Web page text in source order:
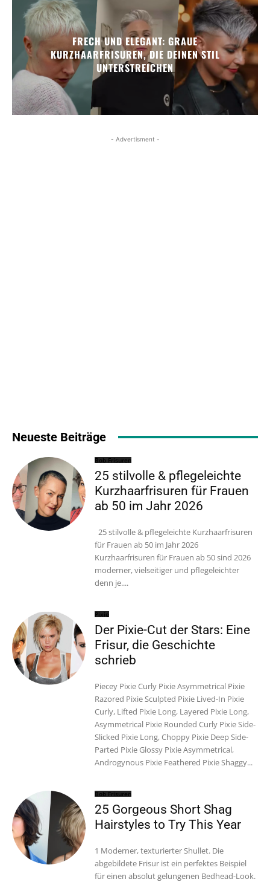
FRECH UND ELEGANT: GRAUE
KURZHAARFRISUREN, DIE DEINEN STIL
UNTERSTREICHEN
- Advertisment -
Neueste Beiträge
Bob Frisuren
25 stilvolle & pflegeleichte
Kurzhaarfrisuren für Frauen
ab 50 im Jahr 2026
25 stilvolle & pflegeleichte Kurzhaarfrisuren
für Frauen ab 50 im Jahr 2026
Kurzhaarfrisuren für Frauen ab 50 sind 2026
moderner, vielseitiger und pflegeleichter
denn je....
Pixie
Der Pixie-Cut der Stars: Eine
Frisur, die Geschichte
schrieb
Piecey Pixie Curly Pixie Asymmetrical Pixie
Razored Pixie Sculpted Pixie Lived-In Pixie
Curly, Lifted Pixie Long, Layered Pixie Long,
Asymmetrical Pixie Rounded Curly Pixie Side-
Slicked Pixie Long, Choppy Pixie Deep Side-
Parted Pixie Glossy Pixie Asymmetrical,
Androgynous Pixie Feathered Pixie Shaggy...
Bob Frisuren
25 Gorgeous Short Shag
Hairstyles to Try This Year
1 Moderner, texturierter Shullet. Die
abgebildete Frisur ist ein perfektes Beispiel
für einen absolut gelungenen Bedhead-Look.